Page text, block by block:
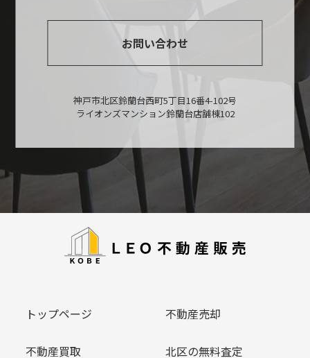
お問い合わせ
神戸市北区鈴蘭台西町5丁目16番4-102号
ライオンズマンション鈴蘭台店舗棟102
トップページ 不動産売却
不動産買取 北区の無料査定